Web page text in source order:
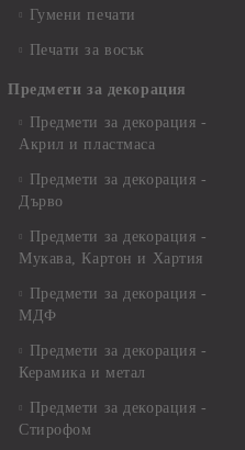
Гумени печати
Печати за восък
Предмети за декорация
Предмети за декорация -
Акрил и пластмаса
Предмети за декорация -
Дърво
Предмети за декорация -
Мукава, Картон и Хартия
Предмети за декорация -
МДФ
Предмети за декорация -
Керамика и метал
Предмети за декорация -
Стирофом